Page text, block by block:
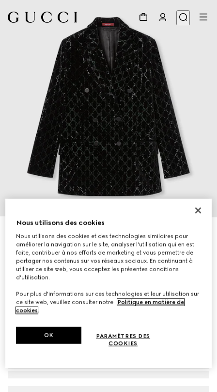
€ 4.060
Nous utilisons des cookies
Nous utilisons des cookies et des technologies similaires pour
améliorer la navigation sur le site, analyser l'utilisation qui en est
faite, contribuer à nos efforts de marketing et vous permettre de
partager nos contenus sur vos réseaux sociaux. En continuant à
utiliser ce site web, vous acceptez les présentes conditions
d'utilisation.
Pour plus d'informations sur ces technologies et leur utilisation sur
ce site web, veuillez consulter notre
Politique en matière de
cookies.
PARAMÈTRES DES
COOKIES
OK